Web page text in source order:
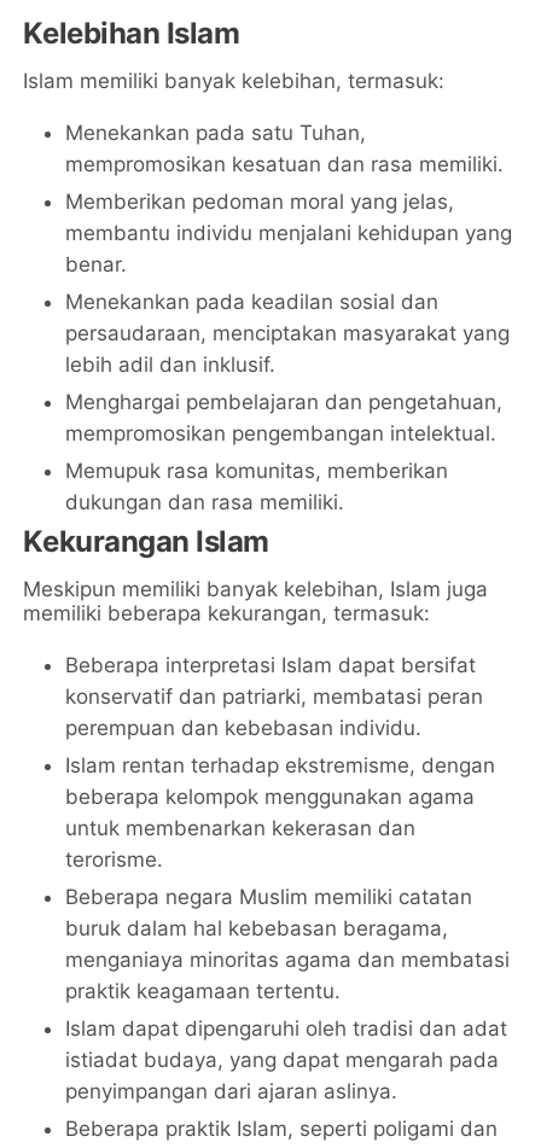
Kelebihan Islam
Islam memiliki banyak kelebihan, termasuk:
Menekankan pada satu Tuhan,
mempromosikan kesatuan dan rasa memiliki.
Memberikan pedoman moral yang jelas,
membantu individu menjalani kehidupan yang
benar.
Menekankan pada keadilan sosial dan
persaudaraan, menciptakan masyarakat yang
lebih adil dan inklusif.
Menghargai pembelajaran dan pengetahuan,
mempromosikan pengembangan intelektual.
Memupuk rasa komunitas, memberikan
dukungan dan rasa memiliki.
Kekurangan Islam
Meskipun memiliki banyak kelebihan, Islam juga
memiliki beberapa kekurangan, termasuk:
Beberapa interpretasi Islam dapat bersifat
konservatif dan patriarki, membatasi peran
perempuan dan kebebasan individu.
Islam rentan terhadap ekstremisme, dengan
beberapa kelompok menggunakan agama
untuk membenarkan kekerasan dan
terorisme.
Beberapa negara Muslim memiliki catatan
buruk dalam hal kebebasan beragama,
menganiaya minoritas agama dan membatasi
praktik keagamaan tertentu.
Islam dapat dipengaruhi oleh tradisi dan adat
istiadat budaya, yang dapat mengarah pada
penyimpangan dari ajaran aslinya.
Beberapa praktik Islam, seperti poligami dan